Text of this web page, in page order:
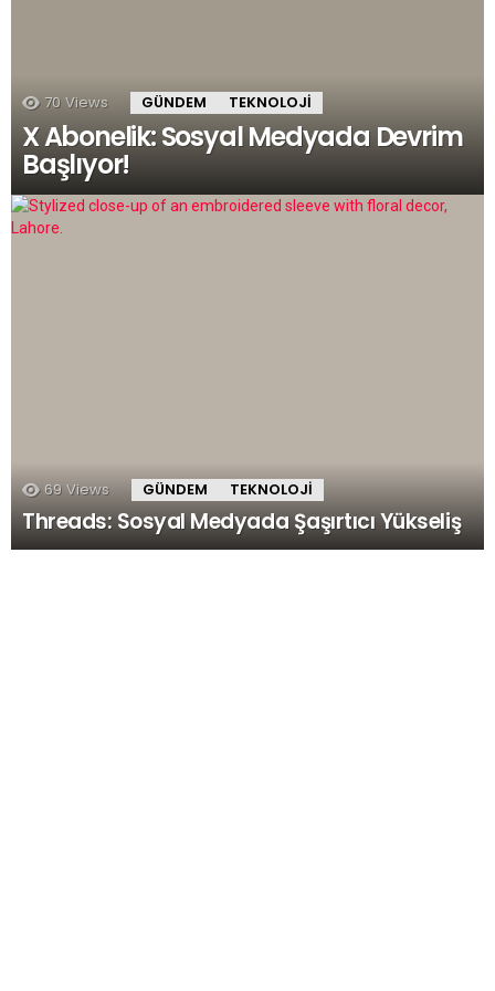
70 Views GÜNDEM TEKNOLOJI
X Abonelik: Sosyal Medyada Devrim
Başlıyor!
69 Views GÜNDEM TEKNOLOJI
Threads: Sosyal Medyada Şaşırtıcı Yükseliş